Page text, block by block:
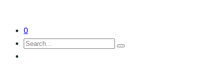
0